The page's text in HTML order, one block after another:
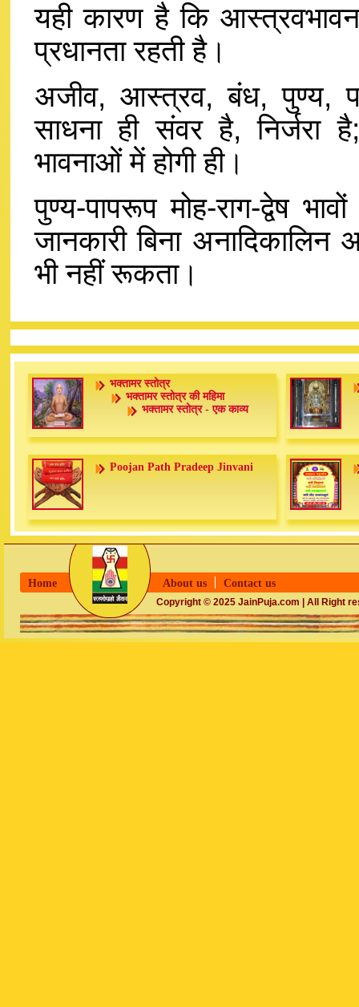
यही कारण है कि
प्रधानता रहती है।
अजीव, आस्त्रव, बंध, पुण्य,
साधना ही संवर है, निर्जरा
भावनाओं में होगी ही।
पुण्य-पापरूप मोह-राग-द्वेष
जानकारी बिना
भी नहीं रूकता।
भक्तामर स्तोत्र
भक्तामर स्तोत्र की महिमा
भक्तामर स्तोत्र - एक काव्य
Poojan Path Pradeep Jinvani
Home About us Contact us
Copyright © 2025 JainPuja.com | All Right